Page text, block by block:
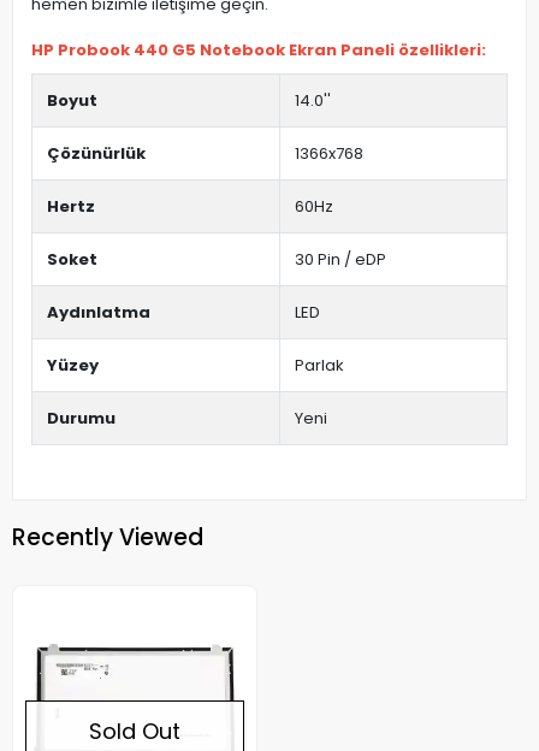
HP Probook 440 G5 Notebook Ekran Paneli özellikleri:
Boyut 14.0''
Çözünürlük 1366x768
Hertz 60Hz
Soket 30 Pin / eDP
Aydınlatma LED
Yüzey Parlak
Durumu Yeni
Recently Viewed
Sold Out